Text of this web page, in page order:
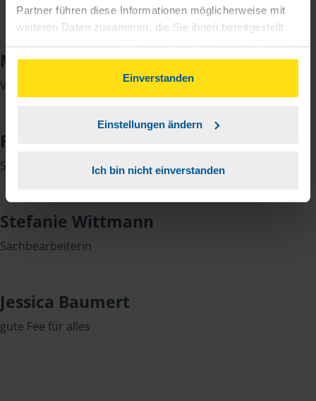
Partner führen diese Informationen möglicherweise mit
weiteren Daten zusammen, die Sie ihnen bereitgestellt
haben oder die sie im Rahmen Ihrer Nutzung der Dienste
gesammelt haben. Indem Sie auf Einverstanden klicken,
können Sie der Verwendung von Cookies, gemäß
unserer➔ Datenschutzrichtliniezustimmen.
Einverstanden
Einstellungen ändern
Ich bin nicht einverstanden
Melanie Preisendanz
Volkswirtin (Steuerrecht)
Rosemarie Schächtele
Steuerfachangestellte
Stefanie Wittmann
Sachbearbeiterin
Jessica Baumert
gute Fee für alles